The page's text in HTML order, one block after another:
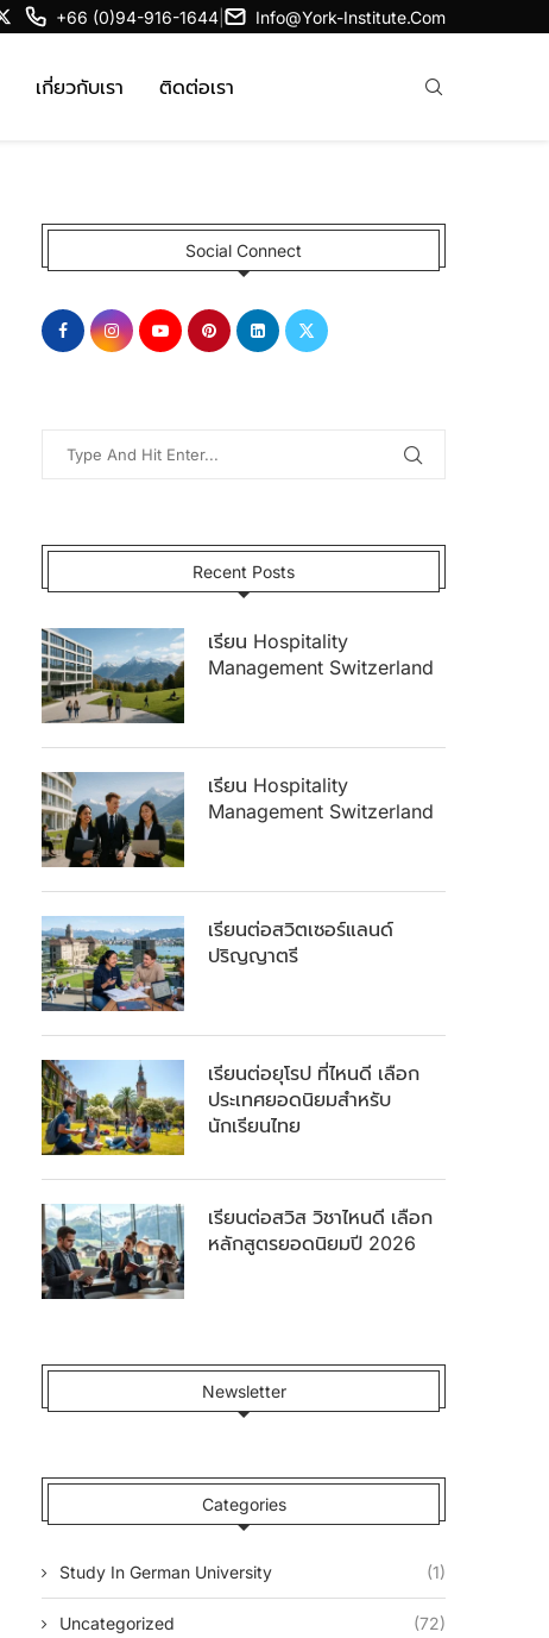
+66 (0)94-916-1644 Info@york-Institute.com
เกี่ยวกับเรา ติดต่อเรา
Social Connect
Recent Posts
เรียน Hospitality
Management Switzerland
เรียน Hospitality
Management Switzerland
เรียนต่อสวิตเซอร์แลนด์
ปริญญาตรี
เรียนต่อยุโรป ที่ไหนดี เลือก
ประเทศยอดนิยมสำหรับ
นักเรียนไทย
เรียนต่อสวิส วิชาไหนดี เลือก
หลักสูตรยอดนิยมปี 2026
Newsletter
Categories
Study In German University (1)
Uncategorized (72)